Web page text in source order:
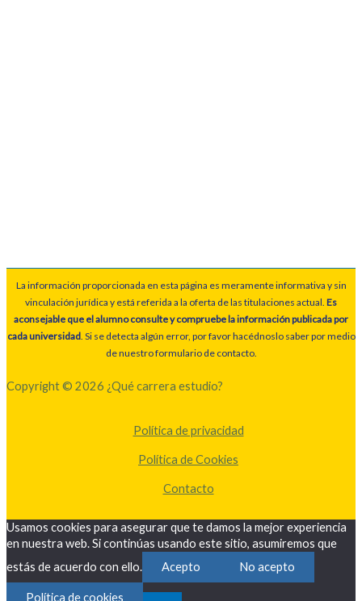
La información proporcionada en esta página es meramente informativa y sin
vinculación jurídica y está referida a la oferta de las titulaciones actual. Es
aconsejable que el alumno consulte y compruebe la información publicada por
cada universidad. Si se detecta algún error, por favor hacédnoslo saber por medio
de nuestro formulario de contacto.
Copyright © 2026 ¿Qué carrera estudio?
Política de privacidad
Política de Cookies
Contacto
Usamos cookies para asegurar que te damos la mejor experiencia
en nuestra web. Si continúas usando este sitio, asumiremos que
estás de acuerdo con ello.
Acepto No acepto
Política de cookies